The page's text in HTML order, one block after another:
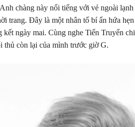
chàng này nổi tiếng với vẻ ngoài
trang. Đây là một nhân tố bí ẩn hứa
kết ngày mai. Cùng nghe Tiến Truyển
thủ còn lại của mình trước giờ G.